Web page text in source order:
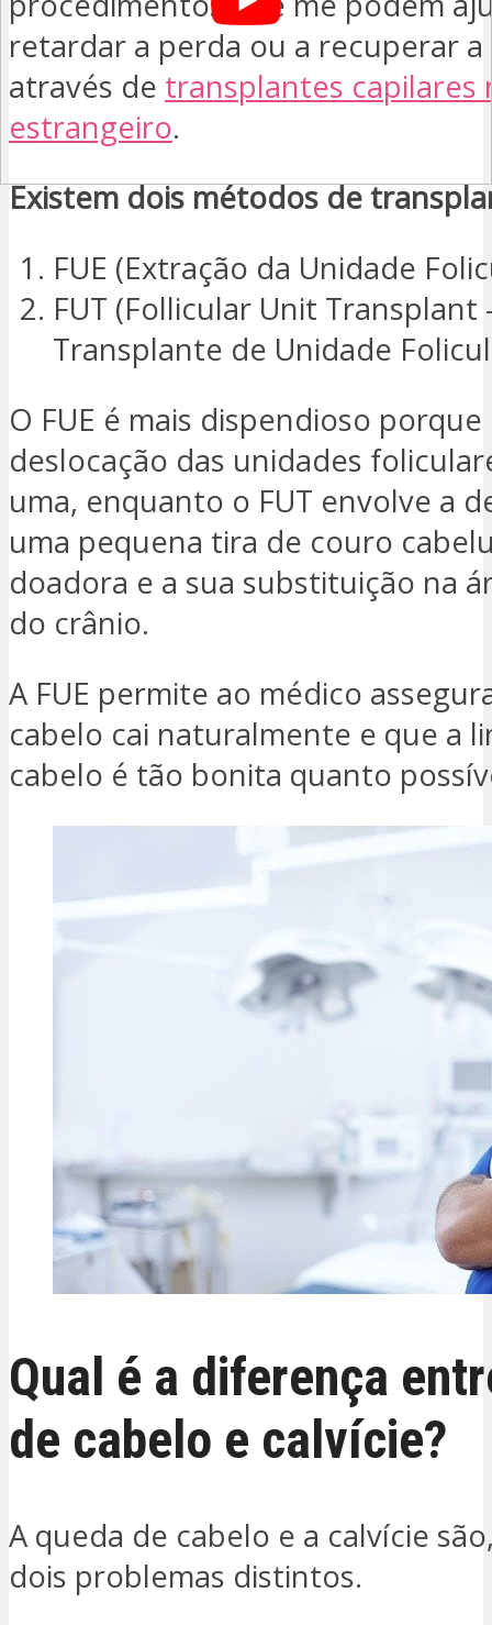
retardar a perda ou a recuperar
através de transplantes capilares
estrangeiro.
Existem dois métodos de
FUE (Extração da Unidade
FUT (Follicular Unit Transplant
Transplante de Unidade
O FUE é mais dispendioso
deslocação das unidades
uma, enquanto o FUT envolve a
uma pequena tira de couro
doadora e a sua substituição na
do crânio.
A FUE permite ao médico
cabelo cai naturalmente e que a
cabelo é tão bonita quanto
Qual é a diferença
de cabelo e calvície?
A queda de cabelo e a calvície
dois problemas distintos.